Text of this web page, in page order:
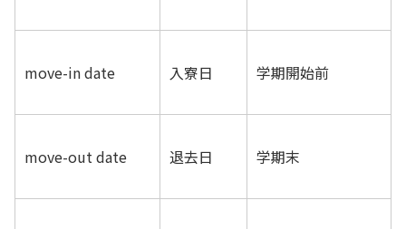
move-in date 入寮日 学期開始前
move-out date 退去日 学期末